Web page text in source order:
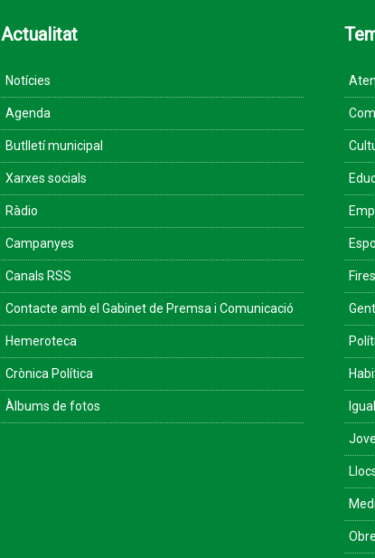
Actualitat
Notícies
Agenda
Butlletí municipal
Xarxes socials
Ràdio
Campanyes
Canals RSS
Contacte amb el Gabinet de Premsa i Comunicació
Hemeroteca
Crònica Política
Àlbums de fotos